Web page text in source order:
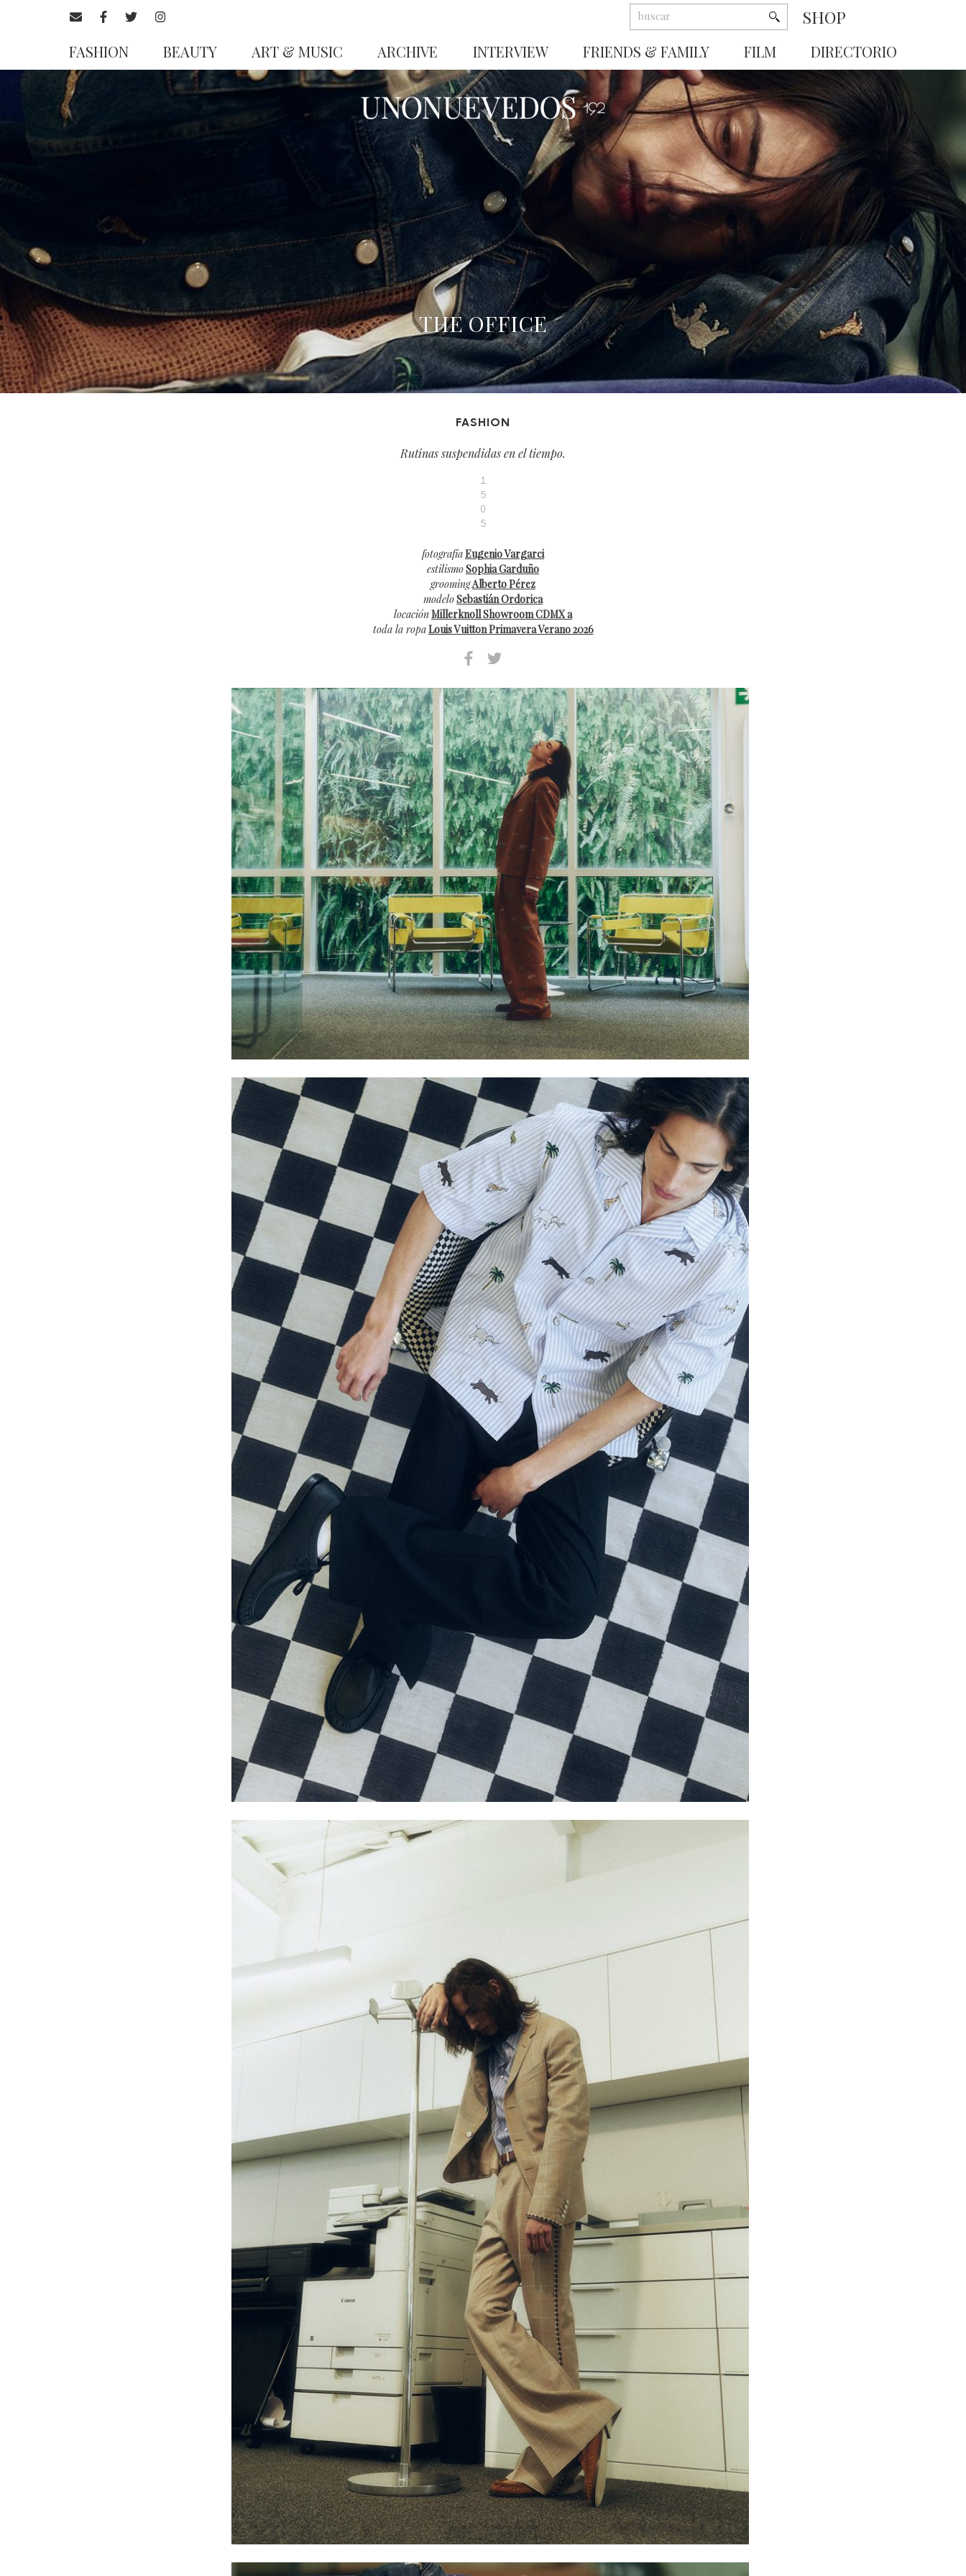
SHOP
FASHION BEAUTY ART & MUSIC ARCHIVE INTERVIEW FRIENDS & FAMILY FILM DIRECTORIO
THE OFFICE
FASHION
Rutinas suspendidas en el tiempo.
1
5
0
5
fotografíaEugenio Vargarci
estilismoSophia Garduño
groomingAlberto Pérez
modeloSebastián Ordorica
locaciónMillerknoll Showroom CDMX a
toda la ropaLouis Vuitton Primavera Verano 2026